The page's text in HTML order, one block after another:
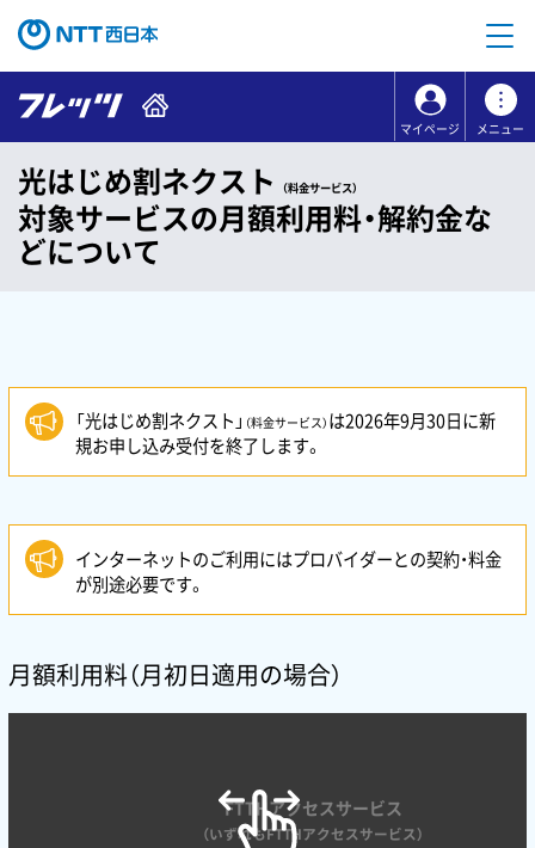
コンテンツのリンクナビゲーションへ移動
マイページ メニュー
光はじめ割ネクスト （料金サービス）
対象サービスの月額利用料・解約金な
どについて
「光はじめ割ネクスト」 （料金サービス） は2026年9月30日に新
規お申し込み受付を終了します。
インターネットのご利用にはプロバイダーとの契約・料金
が別途必要です。
月額利用料（月初日適用の場合）
FTTHアクセスサービス
（いずれもFTTHアクセスサービス）